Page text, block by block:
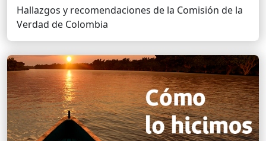
Hallazgos y recomendaciones de la Comisión de la
Verdad de Colombia